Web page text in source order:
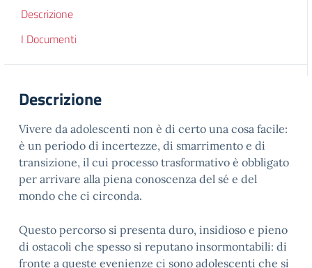
Descrizione
I Documenti
Descrizione
Vivere da adolescenti non è di certo una cosa facile:
è un periodo di incertezze, di smarrimento e di
transizione, il cui processo trasformativo è obbligato
per arrivare alla piena conoscenza del sé e del
mondo che ci circonda.
Questo percorso si presenta duro, insidioso e pieno
di ostacoli che spesso si reputano insormontabili: di
fronte a queste evenienze ci sono adolescenti che si